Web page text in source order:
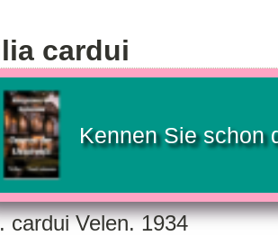
cardui
Kennen Sie schon
cardui Velen. 1934